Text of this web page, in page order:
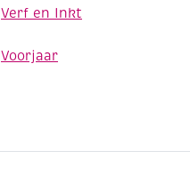
Verf en Inkt
Voorjaar